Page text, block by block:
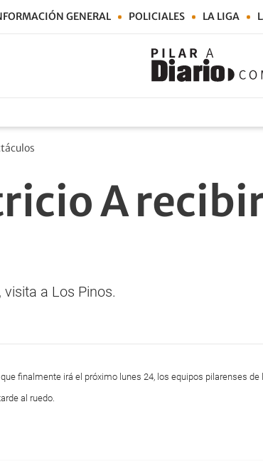
GENERAL POLICIALES LA LIGA
A
visita a Los Pinos.
que finalmente irá el próximo lunes 24, los equipos pilarenses de
al ruedo.